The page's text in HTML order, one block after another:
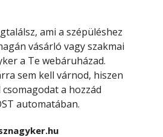
ami a szépüléshez
vásárló vagy szakmai
a Te webáruházad.
sem kell várnod, hiszen
a hozzád
automatában.